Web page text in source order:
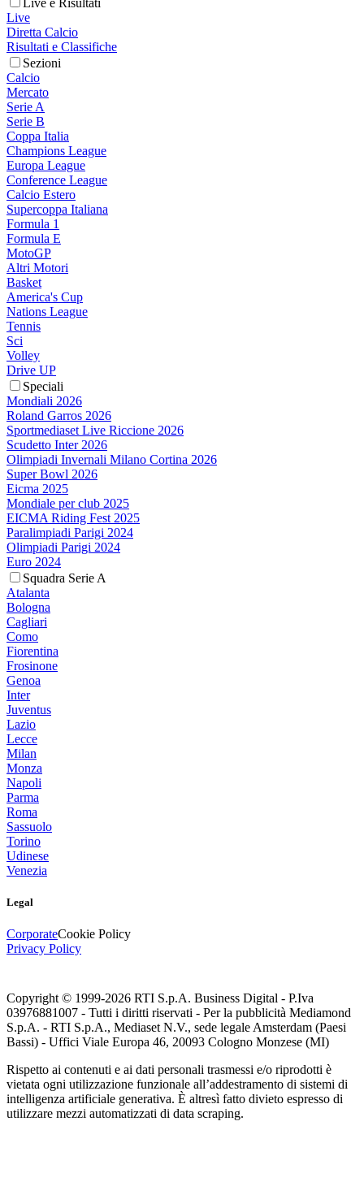
Live
Diretta Calcio
Risultati e Classifiche
Sezioni
Calcio
Mercato
Serie A
Serie B
Coppa Italia
Champions League
Europa League
Conference League
Calcio Estero
Supercoppa Italiana
Formula 1
Formula E
MotoGP
Altri Motori
Basket
America's Cup
Nations League
Tennis
Sci
Volley
Drive UP
Speciali
Mondiali 2026
Roland Garros 2026
Sportmediaset Live Riccione 2026
Scudetto Inter 2026
Olimpiadi Invernali Milano Cortina 2026
Super Bowl 2026
Eicma 2025
Mondiale per club 2025
EICMA Riding Fest 2025
Paralimpiadi Parigi 2024
Olimpiadi Parigi 2024
Euro 2024
Squadra Serie A
Atalanta
Bologna
Cagliari
Como
Fiorentina
Frosinone
Genoa
Inter
Juventus
Lazio
Lecce
Milan
Monza
Napoli
Parma
Roma
Sassuolo
Torino
Udinese
Venezia
Legal
CorporateCookie Policy
Privacy Policy
Copyright © 1999-2026 RTI S.p.A. Business Digital - P.Iva
03976881007 - Tutti i diritti riservati - Per la pubblicità Mediamond
S.p.A. - RTI S.p.A., Mediaset N.V., sede legale Amsterdam (Paesi
Bassi) - Uffici Viale Europa 46, 20093 Cologno Monzese (MI)
Rispetto ai contenuti e ai dati personali trasmessi e/o riprodotti è
vietata ogni utilizzazione funzionale all’addestramento di sistemi di
intelligenza artificiale generativa. È altresì fatto divieto espresso di
utilizzare mezzi automatizzati di data scraping.